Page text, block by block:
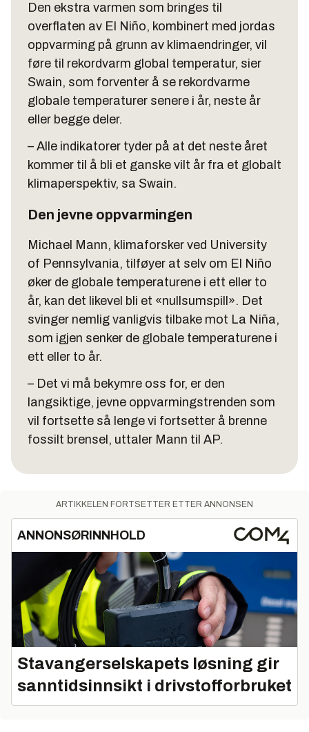
Den ekstra varmen som bringes til
overflaten av El Niño, kombinert med jordas
oppvarming på grunn av klimaendringer, vil
føre til rekordvarm global temperatur, sier
Swain, som forventer å se rekordvarme
globale temperaturer senere i år, neste år
eller begge deler.
– Alle indikatorer tyder på at det neste året
kommer til å bli et ganske vilt år fra et globalt
klimaperspektiv, sa Swain.
Den jevne oppvarmingen
Michael Mann, klimaforsker ved University
of Pennsylvania, tilføyer at selv om El Niño
øker de globale temperaturene i ett eller to
år, kan det likevel bli et «nullsumspill». Det
svinger nemlig vanligvis tilbake mot La Niña,
som igjen senker de globale temperaturene i
ett eller to år.
– Det vi må bekymre oss for, er den
langsiktige, jevne oppvarmingstrenden som
vil fortsette så lenge vi fortsetter å brenne
fossilt brensel, uttaler Mann til AP.
ARTIKKELEN FORTSETTER ETTER ANNONSEN
ANNONSØRINNHOLD
Stavangerselskapets løsning gir
sanntidsinnsikt i drivstofforbruket